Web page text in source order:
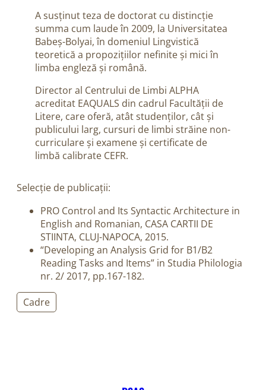
A susținut teza de doctorat cu distincție
summa cum laude în 2009, la Universitatea
Babeș-Bolyai, în domeniul Lingvistică
teoretică a propozițiilor nefinite și mici în
limba engleză și română.
Director al Centrului de Limbi ALPHA
acreditat EAQUALS din cadrul Facultății de
Litere, care oferă, atât studenților, cât și
publicului larg, cursuri de limbi străine non-
curriculare și examene și certificate de
limbă calibrate CEFR.
Selecție de publicații:
PRO Control and Its Syntactic Architecture in
English and Romanian, CASA CARTII DE
STIINTA, CLUJ-NAPOCA, 2015.
“Developing an Analysis Grid for B1/B2
Reading Tasks and Items” in Studia Philologia
nr. 2/ 2017, pp.167-182.
Cadre